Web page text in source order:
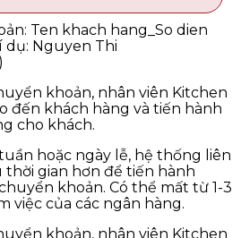
Ten khach hang_So dien
dụ: Nguyen Thi
khoản, nhân viên Kitchen
đến khách hàng và tiến hành
cho khách.
hoặc ngày lễ, hệ thống liên
thời gian hơn để tiến hành
khoản. Có thể mất từ 1-3
việc của các ngân hàng.
khoản, nhân viên Kitchen